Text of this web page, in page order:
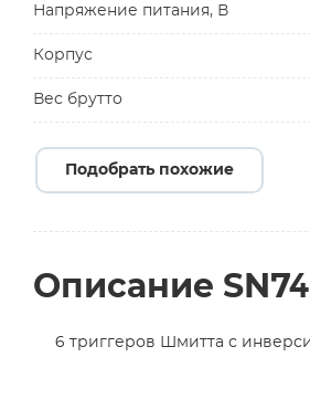
Напряжение питания, В
Корпус
Вес брутто
Подобрать похожие
Описание
6 триггеров Шмитта с